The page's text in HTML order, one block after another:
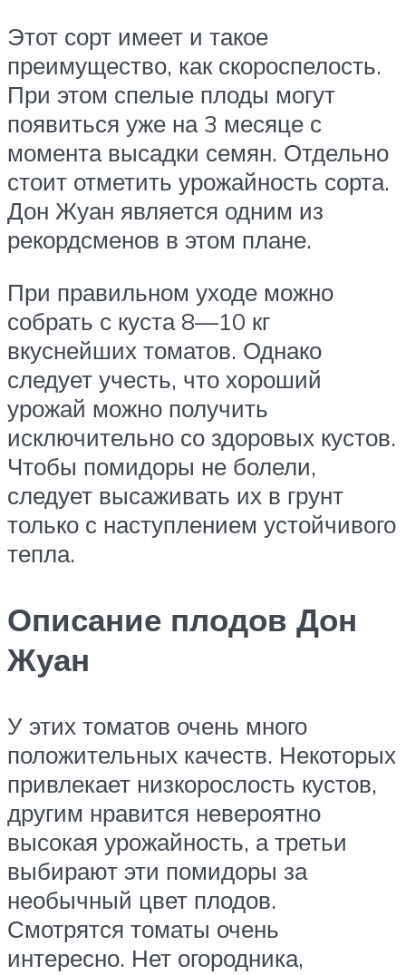
Этот сорт имеет и такое
преимущество, как скороспелость.
При этом спелые плоды могут
появиться уже на 3 месяце с
момента высадки семян. Отдельно
стоит отметить урожайность сорта.
Дон Жуан является одним из
рекордсменов в этом плане.
При правильном уходе можно
собрать с куста 8—10 кг
вкуснейших томатов. Однако
следует учесть, что хороший
урожай можно получить
исключительно со здоровых кустов.
Чтобы помидоры не болели,
следует высаживать их в грунт
только с наступлением устойчивого
тепла.
Описание плодов Дон
Жуан
У этих томатов очень много
положительных качеств. Некоторых
привлекает низкорослость кустов,
другим нравится невероятно
высокая урожайность, а третьи
выбирают эти помидоры за
необычный цвет плодов.
Смотрятся томаты очень
интересно. Нет огородника,